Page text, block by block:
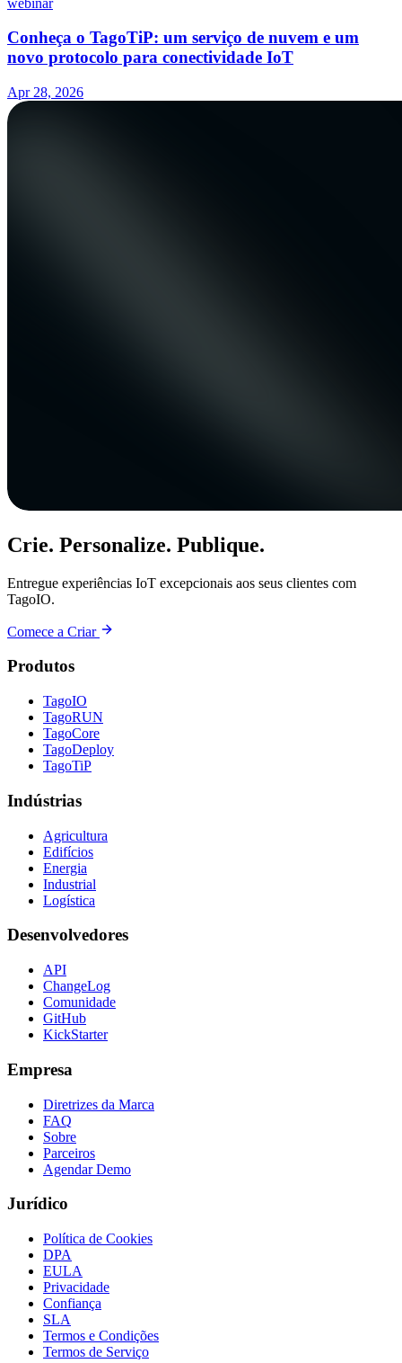
Conheça o TagoTiP: um serviço de nuvem e um
novo protocolo para conectividade IoT
Apr 28, 2026
Crie. Personalize. Publique.
Entregue experiências IoT excepcionais aos seus clientes com
TagoIO.
Comece a Criar
Produtos
TagoIO
TagoRUN
TagoCore
TagoDeploy
TagoTiP
Indústrias
Agricultura
Edifícios
Energia
Industrial
Logística
Desenvolvedores
API
ChangeLog
Comunidade
GitHub
KickStarter
Empresa
Diretrizes da Marca
FAQ
Sobre
Parceiros
Agendar Demo
Jurídico
Política de Cookies
DPA
EULA
Privacidade
Confiança
SLA
Termos e Condições
Termos de Serviço